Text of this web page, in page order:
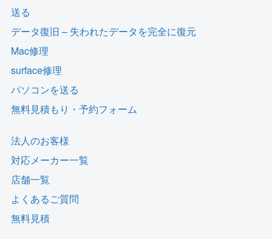
送る
データ復旧 – 失われたデータを完全に復元
Mac修理
surface修理
パソコンを送る
無料見積もり・予約フォーム
法人のお客様
対応メーカー一覧
店舗一覧
よくあるご質問
無料見積